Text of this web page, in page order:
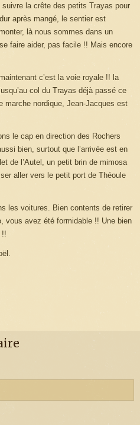
suivre la crête des petits Trayas pour
après mangé, le sentier est
là nous sommes dans un
faire aider, pas facile !! Mais encore
c’est la voie royale !! la
col du Trayas déjà passé ce
marche nordique, Jean-Jacques est
le cap en direction des Rochers
bien, surtout que l’arrivée est en
de l’Autel, un petit brin de mimosa
aller vers le petit port de Théoule
les voitures. Bien contents de retirer
vous avez été formidable !! Une bien
!!